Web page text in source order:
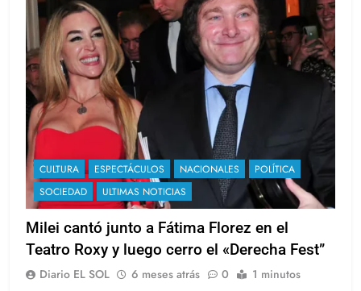
CULTURA ESPECTÁCULOS NACIONALES
POLÍTICA
SOCIEDAD
ULTIMAS NOTICIAS
Milei cantó junto a Fátima Florez en el
Teatro Roxy y luego cerro el «Derecha Fest”
Diario EL SOL 6 meses atrás 0 1 minutos